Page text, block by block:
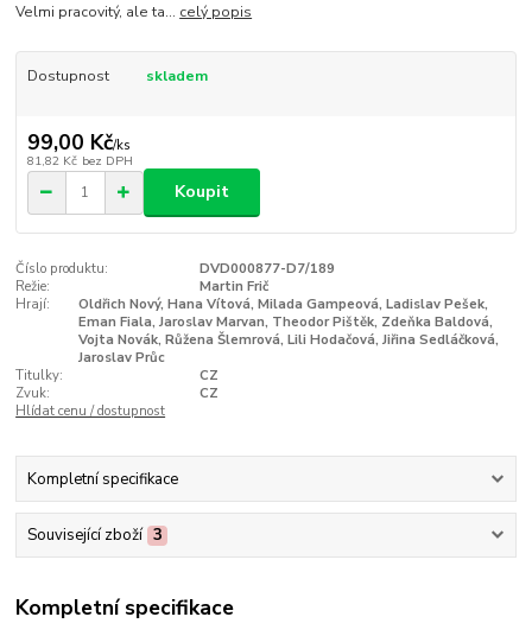
Velmi pracovitý, ale ta... celý popis
Dostupnost skladem
99,00 Kč/ks
81,82 Kč bez DPH
Koupit
Číslo produktu:
DVD000877-D7/189
Režie:
Martin Frič
Hrají:
Oldřich Nový, Hana Vítová, Milada Gampeová, Ladislav Pešek,
Eman Fiala, Jaroslav Marvan, Theodor Pištěk, Zdeňka Baldová,
Vojta Novák, Růžena Šlemrová, Lili Hodačová, Jiřina Sedláčková,
Jaroslav Průc
Titulky:
CZ
Zvuk:
CZ
Hlídat cenu / dostupnost
Kompletní specifikace
Související zboží 3
Kompletní specifikace